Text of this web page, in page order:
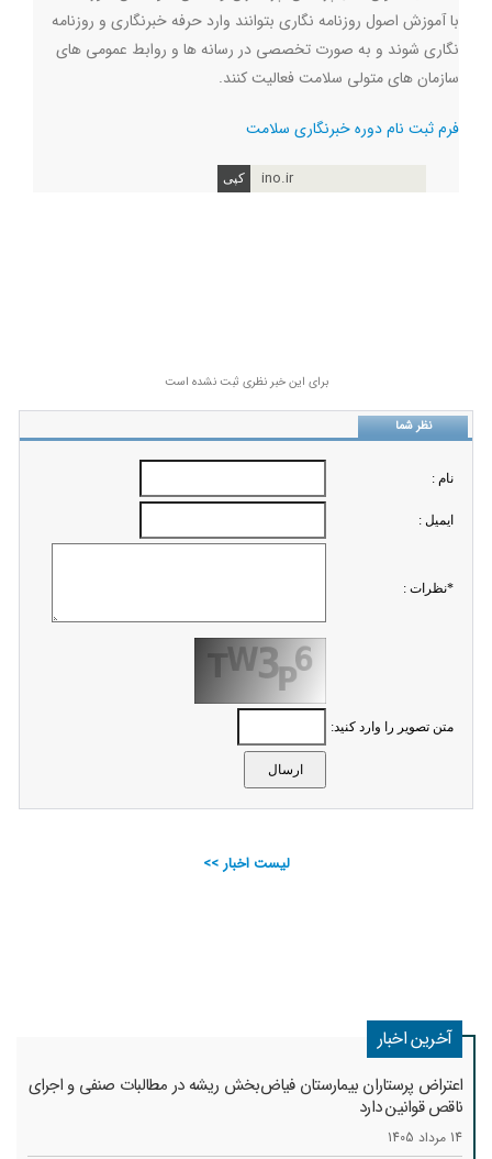
با آموزش اصول روزنامه نگاری بتوانند وارد حرفه خبرنگاری و روزنامه
نگاری شوند و به صورت تخصصی در رسانه ها و روابط عمومی های
سازمان های متولی سلامت فعالیت کنند.
فرم ثبت نام دوره خبرنگاری سلامت
ino.ir
برای این خبر نظری ثبت نشده است
نظر شما
نام :
ايميل :
*نظرات :
متن تصویر را وارد کنید:
لیست اخبار >>
آخرین اخبار
اعتراض پرستاران بیمارستان فیاض‌بخش ریشه در مطالبات صنفی و اجرای
ناقص قوانین دارد
14 مرداد 1405